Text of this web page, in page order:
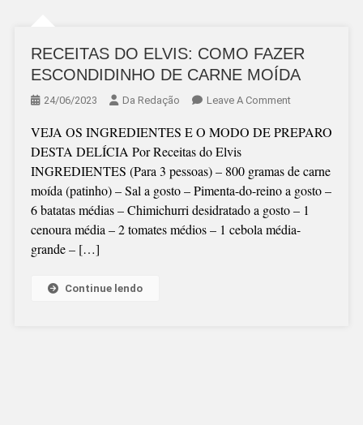
RECEITAS DO ELVIS: COMO FAZER
ESCONDIDINHO DE CARNE MOÍDA
24/06/2023 Da Redação Leave A CommentOn
DO
COMO
FAZER
DE
VEJA OS INGREDIENTES E O MODO DE PREPARO
DESTA DELÍCIA Por Receitas do Elvis
INGREDIENTES (Para 3 pessoas) – 800 gramas de carne
moída (patinho) – Sal a gosto – Pimenta-do-reino a gosto –
6 batatas médias – Chimichurri desidratado a gosto – 1
cenoura média – 2 tomates médios – 1 cebola média-
grande – […]
Continue lendo